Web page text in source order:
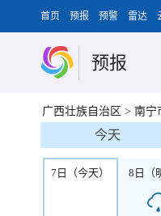
首页 预报 预警 雷达
预报
广西壮族自治区 > 南宁
今天
7日（今天） 8日（